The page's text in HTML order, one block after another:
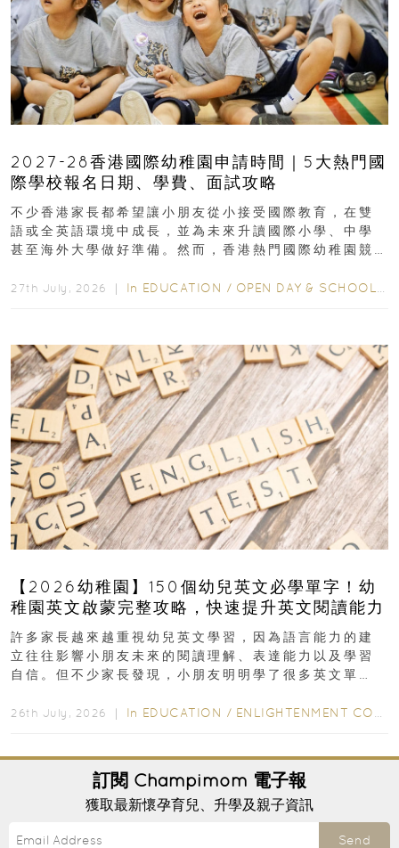
2027-28香港國際幼稚園申請時間｜5大熱門國
際學校報名日期、學費、面試攻略
不少香港家長都希望讓小朋友從小接受國際教育，在雙
語或全英語環境中成長，並為未來升讀國際小學、中學
甚至海外大學做好準備。然而，香港熱門國際幼稚園競
27th July, 2026 ｜ In EDUCATION / OPEN DAY & SCHOOL EVENTS
【2026幼稚園】150個幼兒英文必學單字！幼
稚園英文啟蒙完整攻略，快速提升英文閱讀能力
許多家長越來越重視幼兒英文學習，因為語言能力的建
立往往影響小朋友未來的閱讀理解、表達能力以及學習
自信。但不少家長發現，小朋友明明學了很多英文單
26th July, 2026 ｜ In EDUCATION / ENLIGHTENMENT CORNER
訂閱 Champimom 電子報
獲取最新懷孕育兒、升學及親子資訊
Send